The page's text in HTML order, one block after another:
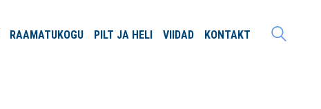
RAAMATUKOGU PILT JA HELI VIIDAD KONTAKT